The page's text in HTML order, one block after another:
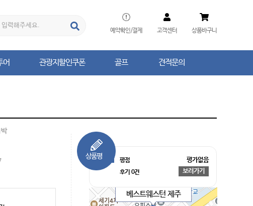
예약확인/결제 고객센터 상품바구니
어 관광지할인쿠폰 골프 견적문의
평점 평가없음
후기 0건 보러가기
베스트웨스턴 제주